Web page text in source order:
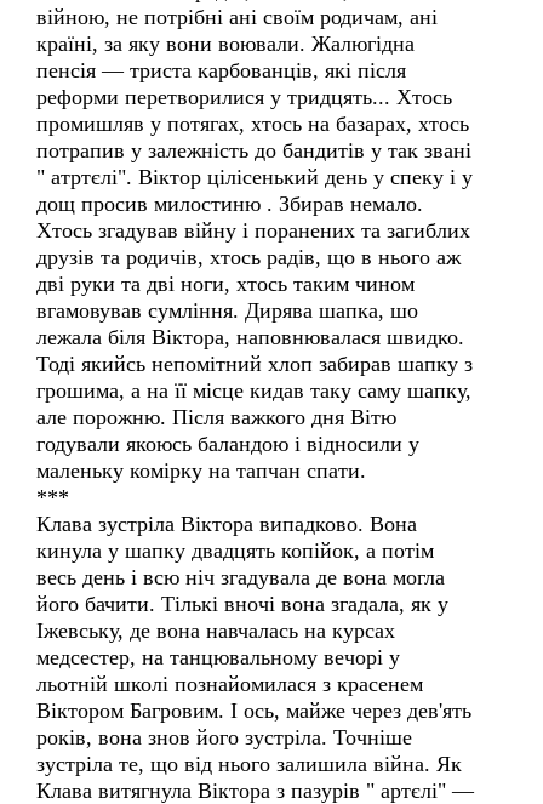
війною, не потрібні ані своїм родичам, ані
країні, за яку вони воювали. Жалюгідна
пенсія — триста карбованців, які після
реформи перетворилися у тридцять... Хтось
промишляв у потягах, хтось на базарах, хтось
потрапив у залежність до бандитів у так звані
" атртєлі". Віктор цілісенький день у спеку і у
дощ просив милостиню . Збирав немало.
Хтось згадував війну і поранених та загиблих
друзів та родичів, хтось радів, що в нього аж
дві руки та дві ноги, хтось таким чином
вгамовував сумління. Дирява шапка, шо
лежала біля Віктора, наповнювалася швидко.
Тоді якийсь непомітний хлоп забирав шапку з
грошима, а на її місце кидав таку саму шапку,
але порожню. Після важкого дня Вітю
годували якоюсь баландою і відносили у
маленьку комірку на тапчан спати.
***
Клава зустріла Віктора випадково. Вона
кинула у шапку двадцять копійок, а потім
весь день і всю ніч згадувала де вона могла
його бачити. Тількі вночі вона згадала, як у
Іжевську, де вона навчалась на курсах
медсестер, на танцювальному вечорі у
льотній школі познайомилася з красенем
Віктором Багровим. І ось, майже через дев'ять
років, вона знов його зустріла. Точніше
зустріла те, що від нього залишила війна. Як
Клава витягнула Віктора з пазурів " артєлі" —